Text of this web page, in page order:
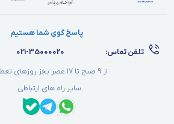
پاسخ گوی شما هستیم
تلفن تماس:
021-35000020
از 9 صبح تا 17 عصر بجز روزهای تعطیل
سایر راه های ارتباطی